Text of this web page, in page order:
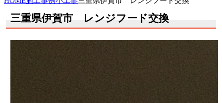
三重県伊賀市 レンジフード交換